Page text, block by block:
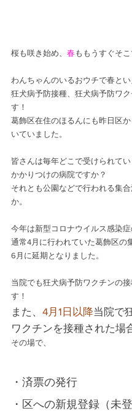
桜も咲き始め、 春ももうすぐそこ
わんちゃんのいるおウチで春とい
狂犬病予防接種、狂犬病予防ワ
す！
葛飾区在住のほるんにも昨日区
いていました。
皆さんは毎年どこで受けられてい
かかりつけの病院ですか？
それとも公園などで行われる集
か。
今年は新型コロナウイルス感染症
通常4月に行われていた葛飾区の
6月に延期となりました。
当院でも狂犬病予防ワクチンの
す！
また、 4月1日以降当院で
ワクチンを接種された場
その場で、
・済票の発行
・区への新規登録（未